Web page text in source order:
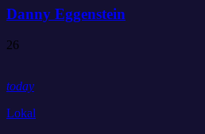
Danny Eggenstein
26
today
Lokal